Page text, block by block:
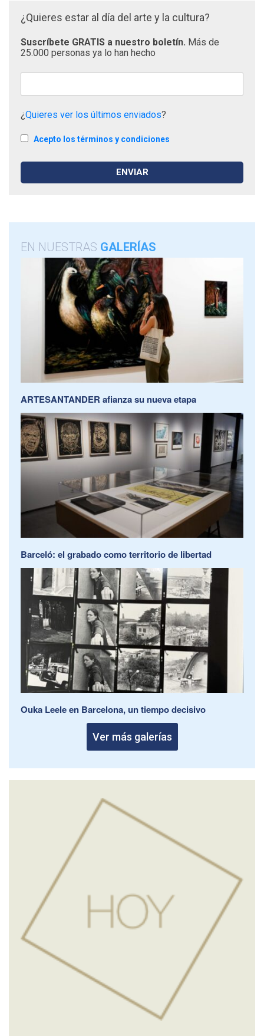
¿Quieres estar al día del arte y la cultura?
Suscríbete GRATIS a nuestro boletín. Más de
25.000 personas ya lo han hecho
¿Quieres ver los últimos enviados?
Acepto los términos y condiciones
EN NUESTRAS GALERÍAS
ARTESANTANDER afianza su nueva etapa
Barceló: el grabado como territorio de libertad
Ouka Leele en Barcelona, un tiempo decisivo
Ver más galerías